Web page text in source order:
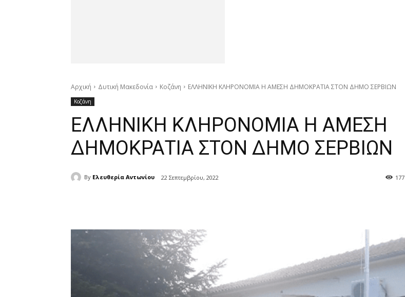
Αρχική Δυτική Μακεδονία Κοζάνη ΕΛΛΗΝΙΚΗ ΚΛΗΡΟΝΟΜΙΑ Η ΑΜΕΣΗ ΔΗΜΟΚΡΑΤΙΑ ΣΤΟΝ ΔΗΜΟ ΣΕΡΒΙΩΝ
Κοζάνη
ΕΛΛΗΝΙΚΗ ΚΛΗΡΟΝΟΜΙΑ Η ΑΜΕΣΗ
ΔΗΜΟΚΡΑΤΙΑ ΣΤΟΝ ΔΗΜΟ ΣΕΡΒΙΩΝ
By Ελευθερία Αντωνίου 22 Σεπτεμβρίου, 2022 177